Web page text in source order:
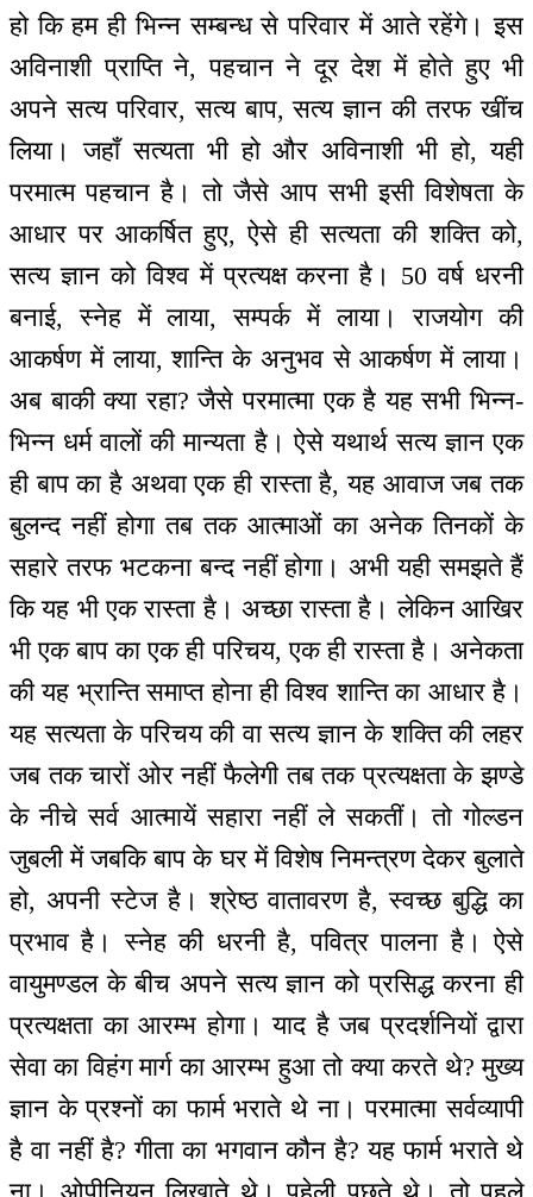
हो कि हम ही भिन्न सम्बन्ध से परिवार में आते रहेंगे। इस
अविनाशी प्राप्ति ने, पहचान ने दूर देश में होते हुए भी
अपने सत्य परिवार, सत्य बाप, सत्य ज्ञान की तरफ खींच
लिया। जहाँ सत्यता भी हो और अविनाशी भी हो, यही
परमात्म पहचान है। तो जैसे आप सभी इसी विशेषता के
आधार पर आकर्षित हुए, ऐसे ही सत्यता की शक्ति को,
सत्य ज्ञान को विश्व में प्रत्यक्ष करना है। 50 वर्ष धरनी
बनाई, स्नेह में लाया, सम्पर्क में लाया। राजयोग की
आकर्षण में लाया, शान्ति के अनुभव से आकर्षण में लाया।
अब बाकी क्या रहा? जैसे परमात्मा एक है यह सभी भिन्न-
भिन्न धर्म वालों की मान्यता है। ऐसे यथार्थ सत्य ज्ञान एक
ही बाप का है अथवा एक ही रास्ता है, यह आवाज जब तक
बुलन्द नहीं होगा तब तक आत्माओं का अनेक तिनकों के
सहारे तरफ भटकना बन्द नहीं होगा। अभी यही समझते हैं
कि यह भी एक रास्ता है। अच्छा रास्ता है। लेकिन आखिर
भी एक बाप का एक ही परिचय, एक ही रास्ता है। अनेकता
की यह भ्रान्ति समाप्त होना ही विश्व शान्ति का आधार है।
यह सत्यता के परिचय की वा सत्य ज्ञान के शक्ति की लहर
जब तक चारों ओर नहीं फैलेगी तब तक प्रत्यक्षता के झण्डे
के नीचे सर्व आत्मायें सहारा नहीं ले सकतीं। तो गोल्डन
जुबली में जबकि बाप के घर में विशेष निमन्‍त्रण देकर बुलाते
हो, अपनी स्टेज है। श्रेष्ठ वातावरण है, स्वच्छ बुद्धि का
प्रभाव है। स्नेह की धरनी है, पवित्र पालना है। ऐसे
वायुमण्डल के बीच अपने सत्य ज्ञान को प्रसिद्ध करना ही
प्रत्यक्षता का आरम्भ होगा। याद है जब प्रदर्शनियों द्वारा
सेवा का विहंग मार्ग का आरम्भ हुआ तो क्या करते थे? मुख्य
ज्ञान के प्रश्नों का फार्म भराते थे ना। परमात्मा सर्वव्यापी
है वा नहीं है? गीता का भगवान कौन है? यह फार्म भराते थे